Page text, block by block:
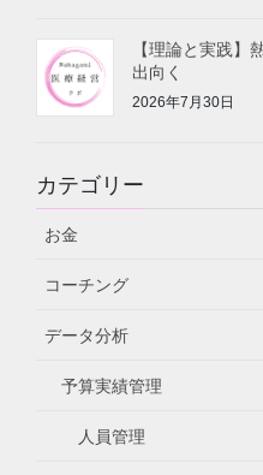
【理論と実践】
出向く
2026年7月30日
カテゴリー
お金
コーチング
データ分析
予算実績管理
人員管理